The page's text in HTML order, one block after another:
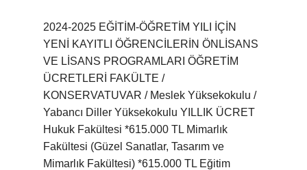
2024-2025 EĞİTİM-ÖĞRETİM YILI İÇİN
YENİ KAYITLI ÖĞRENCİLERİN ÖNLİSANS
VE LİSANS PROGRAMLARI ÖĞRETİM
ÜCRETLERİ FAKÜLTE /
KONSERVATUVAR / Meslek Yüksekokulu /
Yabancı Diller Yüksekokulu YILLIK ÜCRET
Hukuk Fakültesi *615.000 TL Mimarlık
Fakültesi (Güzel Sanatlar, Tasarım ve
Mimarlık Fakültesi) *615.000 TL Eğitim